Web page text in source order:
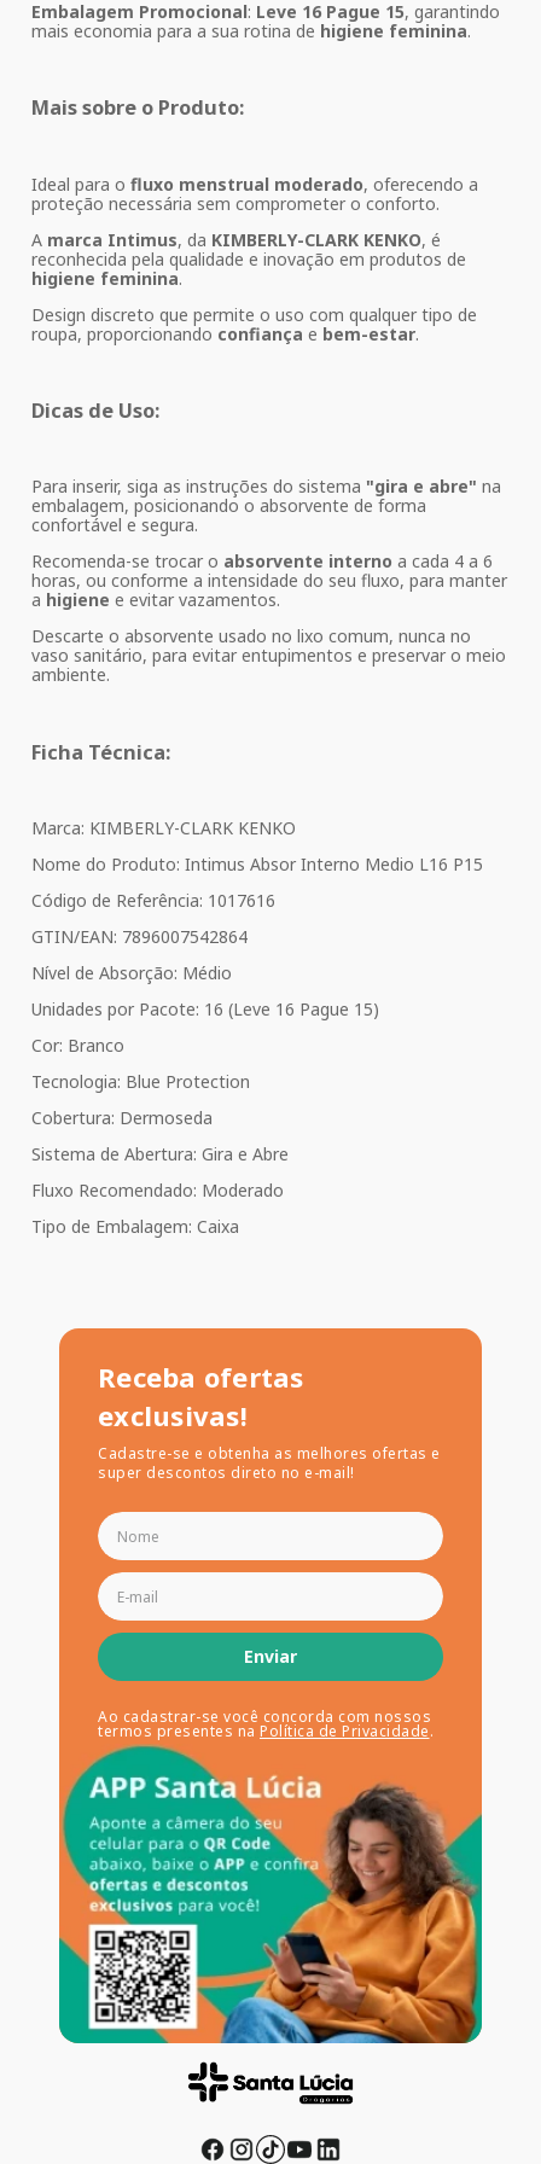
Embalagem Promocional: Leve 16 Pague 15, garantindo
mais economia para a sua rotina de higiene feminina.
Mais sobre o Produto:
Ideal para o fluxo menstrual moderado, oferecendo a
proteção necessária sem comprometer o conforto.
A marca Intimus, da KIMBERLY-CLARK KENKO, é
reconhecida pela qualidade e inovação em produtos de
higiene feminina.
Design discreto que permite o uso com qualquer tipo de
roupa, proporcionando confiança e bem-estar.
Dicas de Uso:
Para inserir, siga as instruções do sistema "gira e abre" na
embalagem, posicionando o absorvente de forma
confortável e segura.
Recomenda-se trocar o absorvente interno a cada 4 a 6
horas, ou conforme a intensidade do seu fluxo, para manter
a higiene e evitar vazamentos.
Descarte o absorvente usado no lixo comum, nunca no
vaso sanitário, para evitar entupimentos e preservar o meio
ambiente.
Ficha Técnica:
Marca: KIMBERLY-CLARK KENKO
Nome do Produto: Intimus Absor Interno Medio L16 P15
Código de Referência: 1017616
GTIN/EAN: 7896007542864
Nível de Absorção: Médio
Unidades por Pacote: 16 (Leve 16 Pague 15)
Cor: Branco
Tecnologia: Blue Protection
Cobertura: Dermoseda
Sistema de Abertura: Gira e Abre
Fluxo Recomendado: Moderado
Tipo de Embalagem: Caixa
Receba ofertas
exclusivas!
Cadastre-se e obtenha as melhores ofertas e
super descontos direto no e-mail!
Enviar
Ao cadastrar-se você concorda com nossos
termos presentes na Política de Privacidade.